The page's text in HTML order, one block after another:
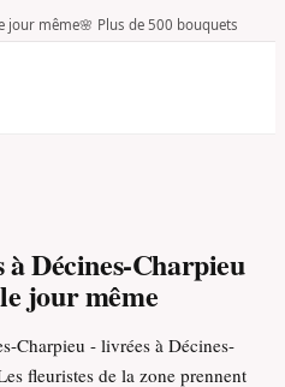
jour même🌸 Plus de 500 bouquets
Décines-Charpieu
jour même
Charpieu - livrées à Décines-
fleuristes de la zone prennent